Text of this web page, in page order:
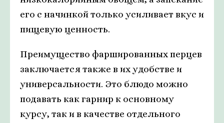
его с начинкой только усиливает вкус и
пищевую ценность.
Преимущество фаршированных перцев
заключается также в их удобстве и
универсальности. Это блюдо можно
подавать как гарнир к основному
курсу, так и в качестве отдельного